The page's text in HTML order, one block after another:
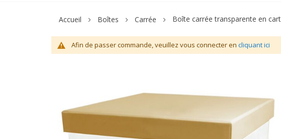
Accueil Boîtes Carrée Boîte carrée transparente en
Afin de passer commande, veuillez vous connecter en cliquant ici
images